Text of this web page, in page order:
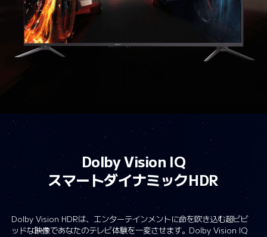
Dolby Vision IQ
スマートダイナミックHDR
Dolby Vision HDRは、エンターテインメントに命を吹き込む超ビビ
ッドな映像であなたのテレビ体験を一変させます。Dolby Vision IQ